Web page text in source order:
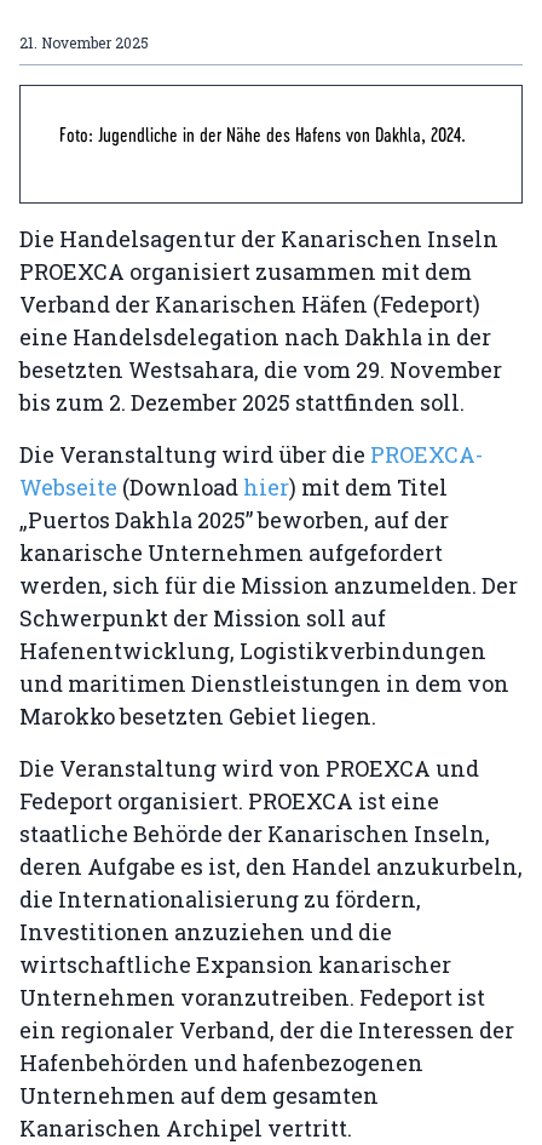
21. November 2025
Foto: Jugendliche in der Nähe des Hafens von Dakhla, 2024.
Die Handelsagentur der Kanarischen Inseln
PROEXCA organisiert zusammen mit dem
Verband der Kanarischen Häfen (Fedeport)
eine Handelsdelegation nach Dakhla in der
besetzten Westsahara, die vom 29. November
bis zum 2. Dezember 2025 stattfinden soll.
Die Veranstaltung wird über die PROEXCA-
Webseite (Download hier) mit dem Titel
„Puertos Dakhla 2025” beworben, auf der
kanarische Unternehmen aufgefordert
werden, sich für die Mission anzumelden. Der
Schwerpunkt der Mission soll auf
Hafenentwicklung, Logistikverbindungen
und maritimen Dienstleistungen in dem von
Marokko besetzten Gebiet liegen.
Die Veranstaltung wird von PROEXCA und
Fedeport organisiert. PROEXCA ist eine
staatliche Behörde der Kanarischen Inseln,
deren Aufgabe es ist, den Handel anzukurbeln,
die Internationalisierung zu fördern,
Investitionen anzuziehen und die
wirtschaftliche Expansion kanarischer
Unternehmen voranzutreiben. Fedeport ist
ein regionaler Verband, der die Interessen der
Hafenbehörden und hafenbezogenen
Unternehmen auf dem gesamten
Kanarischen Archipel vertritt.